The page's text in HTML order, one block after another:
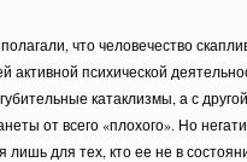
что человечество
активной психической
катаклизмы, а с
от всего «плохого». Но
лишь для тех, кто ее не в